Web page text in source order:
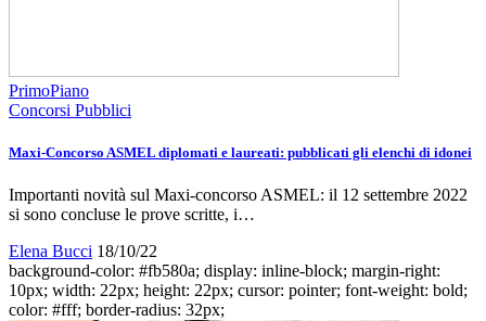
PrimoPiano
Concorsi Pubblici
Maxi-Concorso ASMEL diplomati e laureati: pubblicati gli elenchi di idonei
Importanti novità sul Maxi-concorso ASMEL: il 12 settembre 2022
si sono concluse le prove scritte, i…
Elena Bucci 18/10/22
background-color: #fb580a; display: inline-block; margin-right:
10px; width: 22px; height: 22px; cursor: pointer; font-weight: bold;
color: #fff; border-radius: 32px;